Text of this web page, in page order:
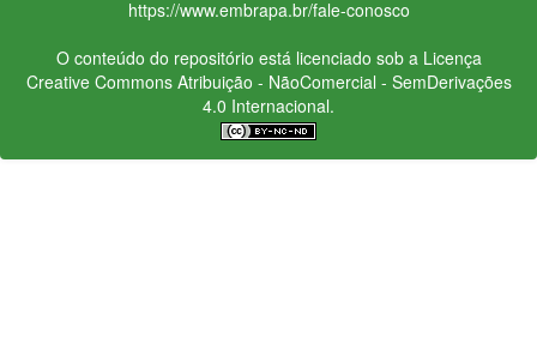
https://www.embrapa.br/fale-conosco
O conteúdo do repositório está licenciado sob a Licença
Creative CommonsAtribuição - NãoComercial - SemDerivações
4.0 Internacional.